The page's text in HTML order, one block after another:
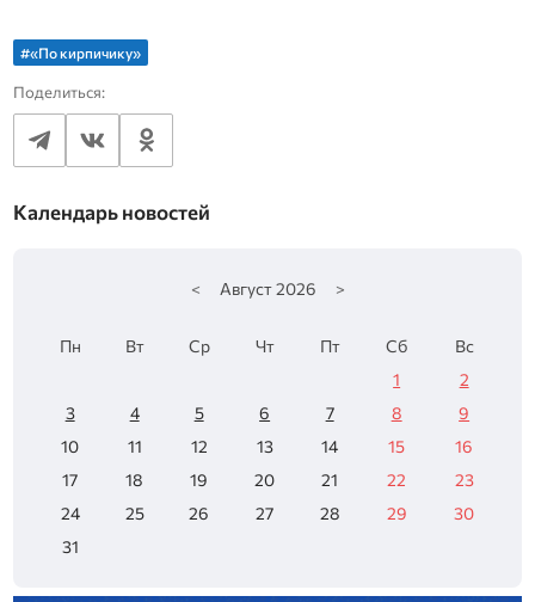
#«По кирпичику»
Поделиться:
Календарь новостей
< Август 2026 >
Пн Вт Ср Чт Пт Сб
Вс
1
2
3
4 5 6 7 8
9
10
11 12 13 14 15
16
17
18 19 20 21 22
23
24
25 26 27 28 29
30
31